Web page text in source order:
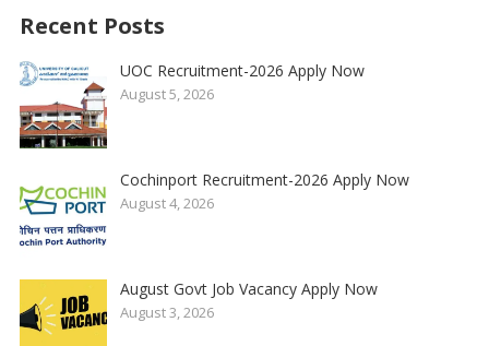
Recent Posts
UOC Recruitment-2026 Apply Now
August 5, 2026
Cochinport Recruitment-2026 Apply Now
August 4, 2026
August Govt Job Vacancy Apply Now
August 3, 2026